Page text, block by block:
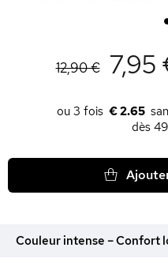
12,90 € 7,95
€ 2.65
dès
Couleur intense – Confort